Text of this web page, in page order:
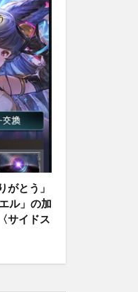
がとう」
ル」の加
サイドス